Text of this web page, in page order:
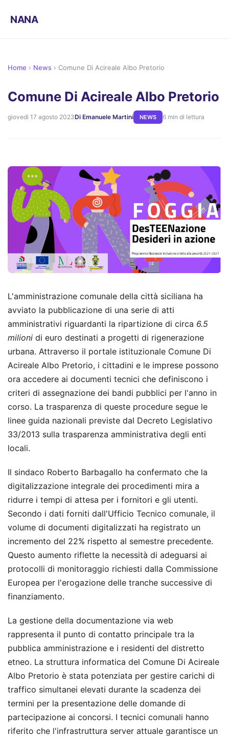
NANA
Home › News › Comune Di Acireale Albo Pretorio
Comune Di Acireale Albo Pretorio
giovedì 17 agosto 2023Di Emanuele Martini NEWS 6 min di lettura
L'amministrazione comunale della città siciliana ha
avviato la pubblicazione di una serie di atti
amministrativi riguardanti la ripartizione di circa 6.5
milioni di euro destinati a progetti di rigenerazione
urbana. Attraverso il portale istituzionale Comune Di
Acireale Albo Pretorio, i cittadini e le imprese possono
ora accedere ai documenti tecnici che definiscono i
criteri di assegnazione dei bandi pubblici per l'anno in
corso. La trasparenza di queste procedure segue le
linee guida nazionali previste dal Decreto Legislativo
33/2013 sulla trasparenza amministrativa degli enti
locali.
Il sindaco Roberto Barbagallo ha confermato che la
digitalizzazione integrale dei procedimenti mira a
ridurre i tempi di attesa per i fornitori e gli utenti.
Secondo i dati forniti dall'Ufficio Tecnico comunale, il
volume di documenti digitalizzati ha registrato un
incremento del 22% rispetto al semestre precedente.
Questo aumento riflette la necessità di adeguarsi ai
protocolli di monitoraggio richiesti dalla Commissione
Europea per l'erogazione delle tranche successive di
finanziamento.
La gestione della documentazione via web
rappresenta il punto di contatto principale tra la
pubblica amministrazione e i residenti del distretto
etneo. La struttura informatica del Comune Di Acireale
Albo Pretorio è stata potenziata per gestire carichi di
traffico simultanei elevati durante la scadenza dei
termini per la presentazione delle domande di
partecipazione ai concorsi. I tecnici comunali hanno
riferito che l'infrastruttura server attuale garantisce un